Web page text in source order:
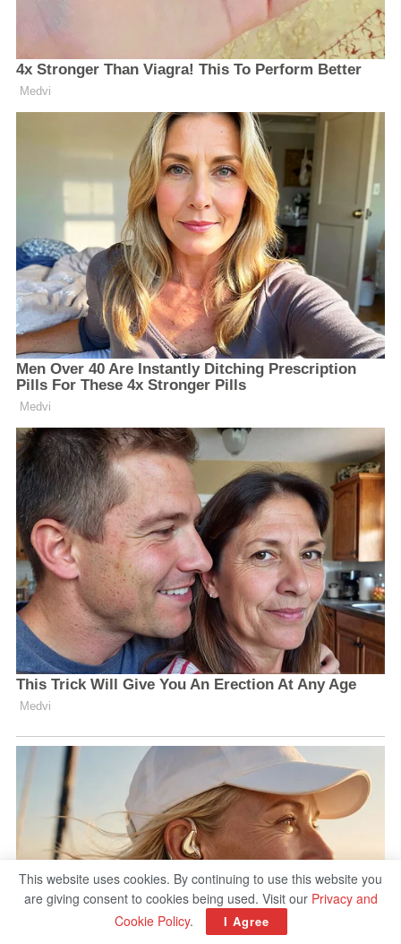
This website uses cookies. By continuing to use this website you
are giving consent to cookies being used. Visit our Privacy and
Cookie Policy. I Agree